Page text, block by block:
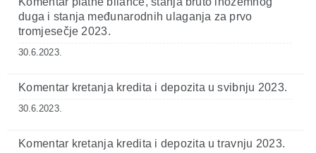
duga i stanja međunarodnih ulaganja za prvo
tromjesečje 2023.
30.6.2023.
Komentar kretanja kredita i depozita u svibnju 2023.
30.6.2023.
Komentar kretanja kredita i depozita u travnju 2023.